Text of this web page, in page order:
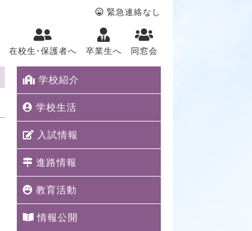
緊急連絡なし
在校生･保護者へ 卒業生へ 同窓会
学校紹介
学校生活
入試情報
進路情報
教育活動
情報公開